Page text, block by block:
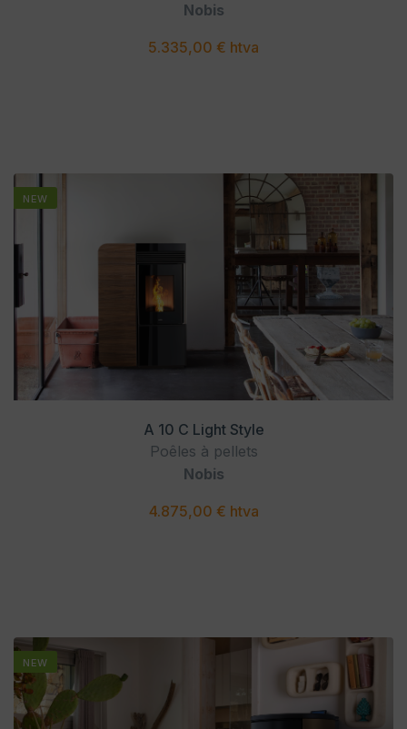
Nobis
5.335,00 € htva
NEW
A 10 C Light Style
Poêles à pellets
Nobis
4.875,00 € htva
NEW